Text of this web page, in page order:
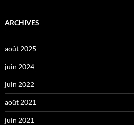
ARCHIVES
août 2025
juin 2024
juin 2022
août 2021
juin 2021